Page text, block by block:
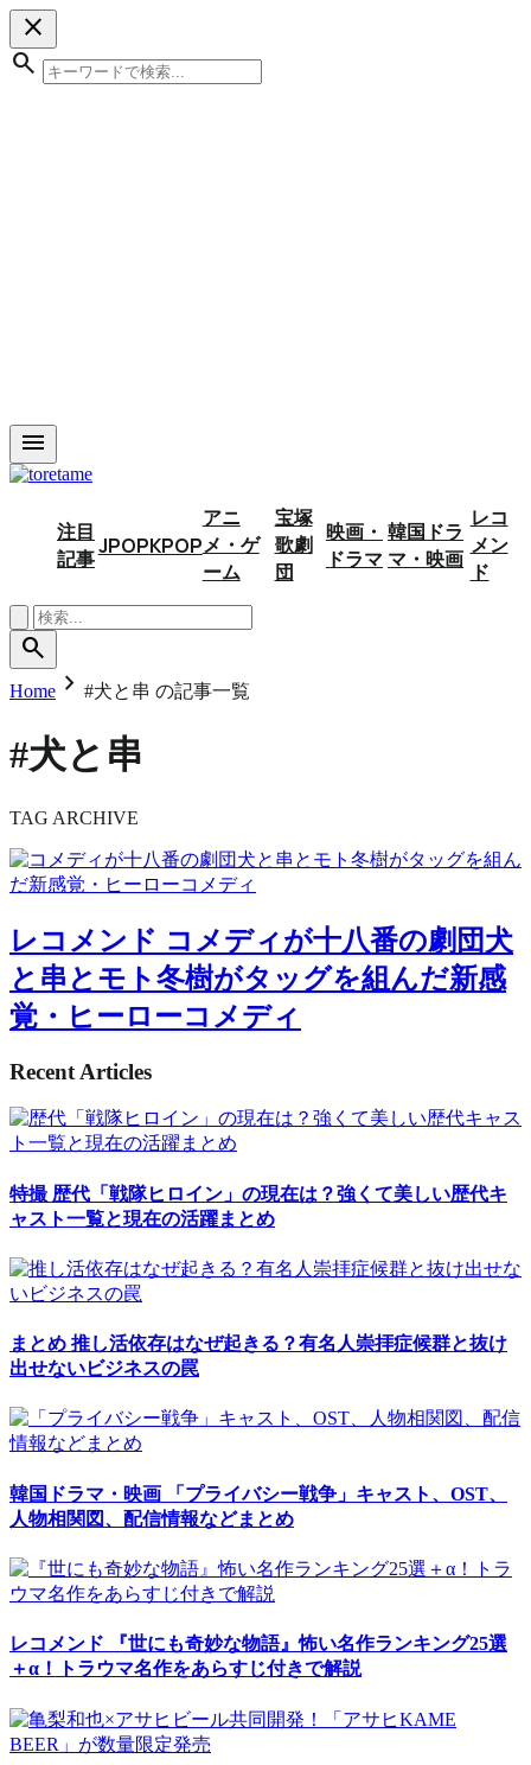
close
search
menu
注目
記事JPOPKPOP
アニ
メ・ゲ
ーム
宝塚
歌劇
団
映画・
ドラマ
韓国ドラ
マ・映画
レコ
メン
ド
search
Home chevron_right #犬と串 の記事一覧
#犬と串
TAG ARCHIVE
レコメンド コメディが十八番の劇団犬
と串とモト冬樹がタッグを組んだ新感
覚・ヒーローコメディ
Recent Articles
特撮 歴代「戦隊ヒロイン」の現在は？強くて美しい歴代キ
ャスト一覧と現在の活躍まとめ
まとめ 推し活依存はなぜ起きる？有名人崇拝症候群と抜け
出せないビジネスの罠
韓国ドラマ・映画 「プライバシー戦争」キャスト、OST、
人物相関図、配信情報などまとめ
レコメンド 『世にも奇妙な物語』怖い名作ランキング25選
＋α！トラウマ名作をあらすじ付きで解説